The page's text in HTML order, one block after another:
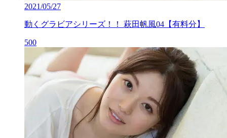
2021/05/27
動くグラビアシリーズ！！ 萩田帆風04【有料分】
500